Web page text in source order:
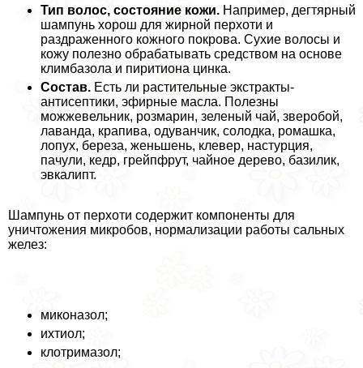
Тип волос, состояние кожи. Например, дегтярный
шампунь хорош для жирной перхоти и
раздраженного кожного покрова. Сухие волосы и
кожу полезно обpaбатывать средством на основе
климбазола и пиритиона цинка.
Состав. Есть ли растительные экстpaкты-
антисептики, эфирные масла. Полезны
можжевельник, розмарин, зеленый чай, зверобой,
лаванда, крапива, одуванчик, солодка, ромашка,
лопух, береза, женьшень, клевер, настурция,
пачули, кедр, грейпфрут, чайное дерево, базилик,
эвкалипт.
Шампунь от перхоти содержит компоненты для
уничтожения микробов, нормализации работы сальных
желез:
миконазол;
ихтиол;
клотримaзoл;